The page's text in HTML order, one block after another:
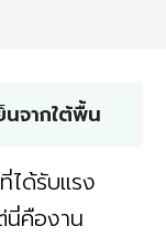
จากใต้พื้น
ได้รับแรง
คืองาน